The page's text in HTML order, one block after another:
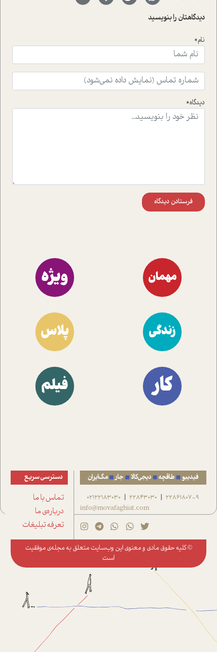
با رکاب زدن در بیش از هفتاد کشور و کاشتن درخت، به نماد
حمایت از محیط زیست و منابع طبیعی تبدیل گشته
است.فصل روایت اجنبی ها در این شماره به دو موضوع
ای که به زندگی شگفت انگیز جین گودال و تاثیرات کاوش های
ایشان در حوزه ی شامپانزه ها بر زندگی امروزی ما نگاهی
افکنده است.فصل اتاق 333 شما را پای صحبت یک تجربه ی
واقعی در ارتباط با اختلال شخصیت اسکزوئید و مشکلات و نیز
راهکارهای حل آن قرار می دهد که در اتاق درمان اتفاق افتاده
موثرترین راهکارهای استفاده از هوش مصنوعی در حوزه های
دیدگاهتان را بنویسید
نام*
دیدگاه*
فرستادن دیدگاه
مهمان ویژه
زندگی پلاس
کار فیلم
فیدیبو طاقچه دیجی‌کالا جار مگ‌ایران
22861807-9
|
22843030
|
02122183030
info@movafaghiat.com
دسترسی سریع
تماس با ما
درباره‌ی ما
تعرفه تبلیغات
© کلیه حقوق مادی و معنوی این وب‌سایت متعلق به مجله‌ی موفقیت
است